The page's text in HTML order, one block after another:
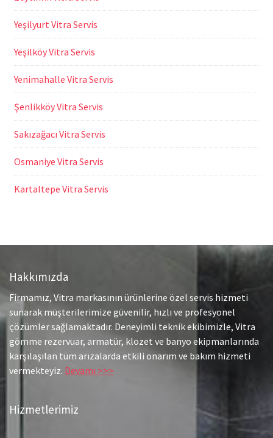
Yeşilyurt Vitra Servis
Yeşilköy Vitra Servis
Yenimahalle Vitra Servis
Şenlikköy Vitra Servis
Sakızağacı Vitra Servis
Osmaniye Vitra Servis
Kartaltepe Vitra Servis
Hakkımızda
Firmamız, Vitra markasının ürünlerine özel servis hizmeti
sunarak müşterilerimize güvenilir, hızlı ve profesyonel
çözümler sağlamaktadır. Deneyimli teknik ekibimizle, Vitra
gömme rezervuar, armatür, klozet ve banyo ekipmanlarında
karşılaşılan tüm arızalarda etkili onarım ve bakım hizmeti
vermekteyiz. Devamı >>>
Hizmetlerimiz